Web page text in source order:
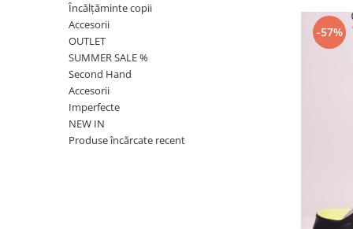
Încălțăminte copii
Accesorii
OUTLET
SUMMER SALE %
Second Hand
Accesorii
Imperfecte
NEW IN
Produse încărcate recent
-57%